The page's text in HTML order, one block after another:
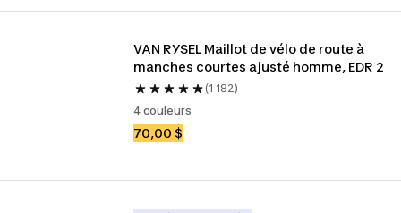
VAN RYSEL Maillot de vélo de route à
manches courtes ajusté homme, EDR 2
(1 182)
4 couleurs
70,00 $